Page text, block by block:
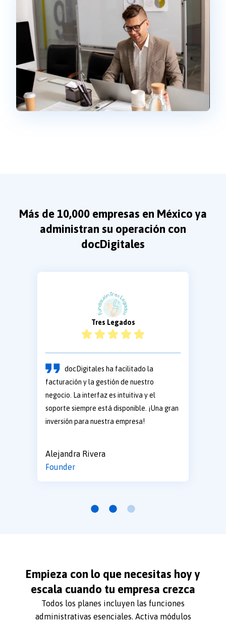
Más de 10,000 empresas en México ya
administran su operación con
docDigitales
Tres Legados
docDigitales ha facilitado la
facturación y la gestión de nuestro
negocio. La interfaz es intuitiva y el
soporte siempre está disponible. ¡Una gran
inversión para nuestra empresa!
Alejandra Rivera
Founder
Empieza con lo que necesitas hoy y
escala cuando tu empresa crezca
Todos los planes incluyen las funciones
administrativas esenciales. Activa módulos